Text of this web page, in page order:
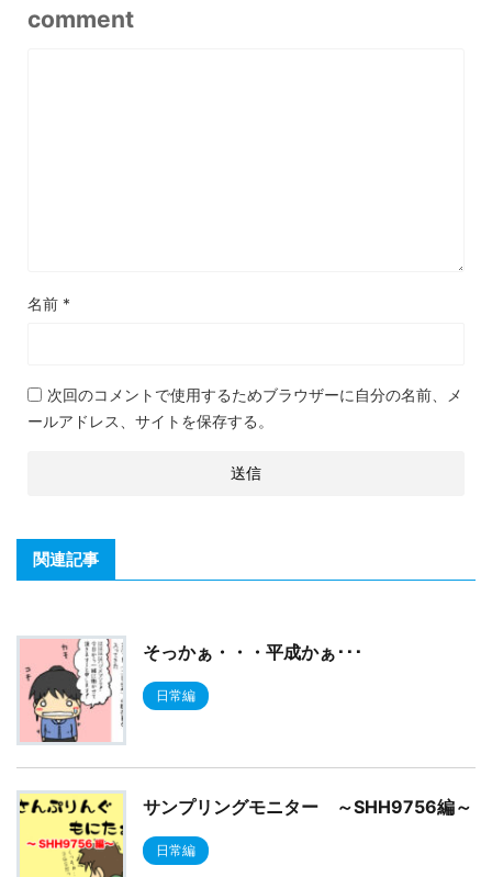
comment
名前 *
次回のコメントで使用するためブラウザーに自分の名前、メ
ールアドレス、サイトを保存する。
関連記事
そっかぁ・・・平成かぁ･･･
日常編
サンプリングモニター ～SHH9756編～
日常編